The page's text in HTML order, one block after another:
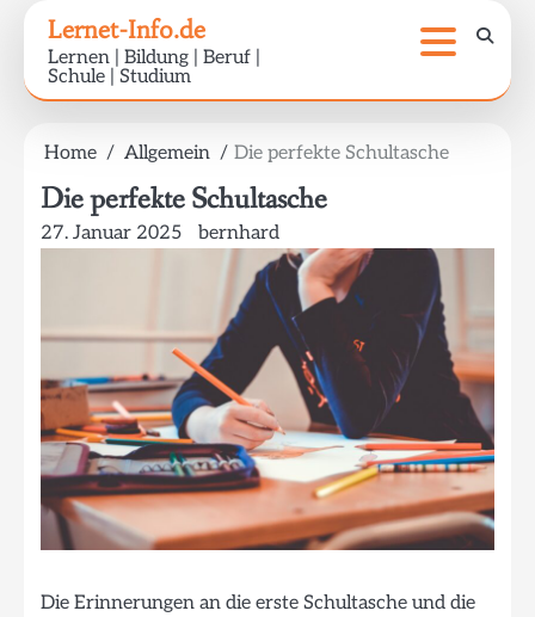
content
Lernet-Info.de
Lernen | Bildung | Beruf |
Schule | Studium
Home Allgemein Die perfekte Schultasche
Die perfekte Schultasche
27. Januar 2025 bernhard
Die Erinnerungen an die erste Schultasche und die